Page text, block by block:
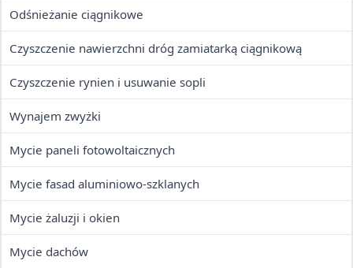
Odśnieżanie ciągnikowe
Czyszczenie nawierzchni dróg zamiatarką ciągnikową
Czyszczenie rynien i usuwanie sopli
Wynajem zwyżki
Mycie paneli fotowoltaicznych
Mycie fasad aluminiowo-szklanych
Mycie żaluzji i okien
Mycie dachów